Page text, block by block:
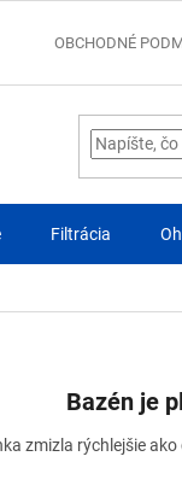
OBCHODNÉ
Filtrácia
Bazén je
zmizla rýchlejšie